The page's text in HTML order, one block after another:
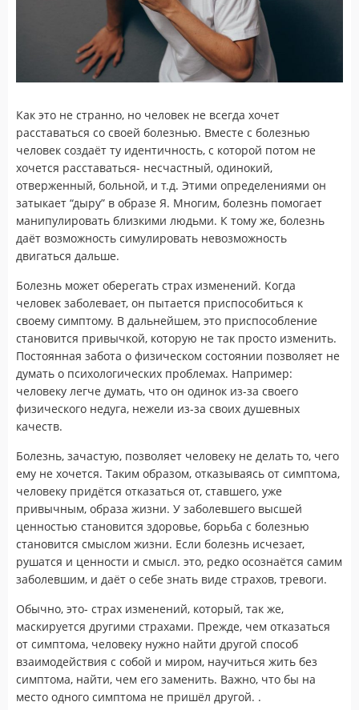
Как это не странно, но человек не всегда хочет
расставаться со своей болезнью. Вместе с болезнью
человек создаёт ту идентичность, с которой потом не
хочется расставаться- несчастный, одинокий,
отверженный, больной, и т.д. Этими определениями он
затыкает “дыру” в образе Я. Многим, болезнь помогает
манипулировать близкими людьми. К тому же, болезнь
даёт возможность симулировать невозможность
двигаться дальше.
Болезнь может оберегать страх изменений. Когда
человек заболевает, он пытается приспособиться к
своему симптому. В дальнейшем, это приспособление
становится привычкой, которую не так просто изменить.
Постоянная забота о физическом состоянии позволяет не
думать о психологических проблемах. Например:
человеку легче думать, что он одинок из-за своего
физического недуга, нежели из-за своих душевных
качеств.
Болезнь, зачастую, позволяет человеку не делать то, чего
ему не хочется. Таким образом, отказываясь от симптома,
человеку придётся отказаться от, ставшего, уже
привычным, образа жизни. У заболевшего высшей
ценностью становится здоровье, борьба с болезнью
становится смыслом жизни. Если болезнь исчезает,
рушатся и ценности и смысл. это, редко осознаётся самим
заболевшим, и даёт о себе знать виде страхов, тревоги.
Обычно, это- страх изменений, который, так же,
маскируется другими страхами. Прежде, чем отказаться
от симптома, человеку нужно найти другой способ
взаимодействия с собой и миром, научиться жить без
симптома, найти, чем его заменить. Важно, что бы на
место одного симптома не пришёл другой. .